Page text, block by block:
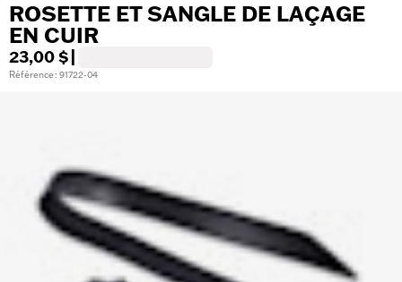
ROSETTE ET SANGLE DE LAÇAGE
EN CUIR
23,00 $
Référence : 91722-04